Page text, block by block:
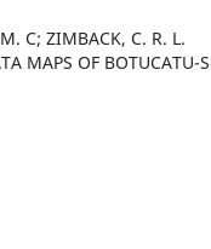
C; ZIMBACK, C. R. L.
MAPS OF BOTUCATU-